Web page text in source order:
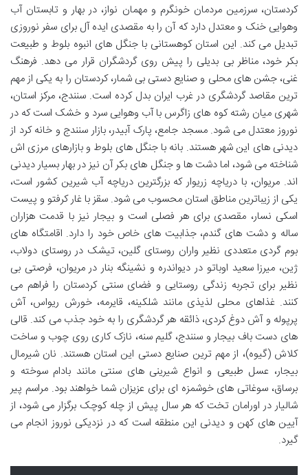
کردستان، سرزمین مردمان خونگرم و مهمان نواز، در بهار و تابستان آب
وهوایی خنک و معتدل دارد که آن را به مقصدی ایده آل برای سفر نوروزی
تبدیل می کند. این استان کوهستانی با جنگل های انبوه بلوط و طبیعت
بکر خود، مناظر بی بدیلی را پیش روی گردشگران قرار می دهد. فرهنگ
غنی، جشن های محلی و صنایع دستی بی شمار، کردستان را به یکی از مهم
ترین مقاصد گردشگری در غرب ایران بدل کرده است. سنندج، مرکز استان،
شهری میان رشته کوه های زاگرس با آب وهوایی سرد و خشک است که در
نوروز معتدل می شود. مسجد جامع، پارک آبیدر، بازار سنندج و خانه کرد از
دیدنی های این شهر هستند. بانه با جنگل های بلوط و بازارهای مرزی اش
شناخته می شود، اما دشت ها و جنگل های بکر آن نیز در بهار بسیار دیدنی
اند. مریوان، با دریاچه زریوار که بزرگترین دریاچه آب شیرین کشور است،
یکی از زیباترین مناطق استان محسوب می شود. سقز با غار کرفتو و پیست
اسکی نسار، مقصدی برای هر فصلی است و بیجار نیز با قدمت هزاران
ساله و دشت های گندم، جذابیت های خاص خود را دارد. اقامتگاه های
بوم گردی متعددی نظیر واران روستای گلین، تیشک در روستای دولاب،
ژین، میرزا سعید اوباتو در دیواندره و نشینگه بنار در مریوان، فرصتی بی
نظیر برای تجربه زندگی روستایی و فضای سنتی کردستان را فراهم می
کنند. غذاهای محلی لذیذی مانند شلکینه، قایرمه، خورش ریواس، آش
پرپوله و آش دوغ کردی، ذائقه هر گردشگری را به خود جذب می کند. قالی
های دست باف بیجار و سنندج، گلیم سنه، نازک کاری روی چوب و ساخت
کلاش (گیوه)، از مهم ترین صنایع دستی این استان هستند. نان شیرمال
بیجار، عسل طبیعی و انواع شیرینی های سنتی مانند بادام سوخته و
برساق، سوغاتی های خوشمزه ای برای عزیزان شما خواهند بود. مراسم پیر
شالیار در اورامان تخت که هر سال پیش از چله کوچک برگزار می شود، از
آیین های کهن و دیدنی این منطقه است که در نزدیکی نوروز انجام می
گیرد.